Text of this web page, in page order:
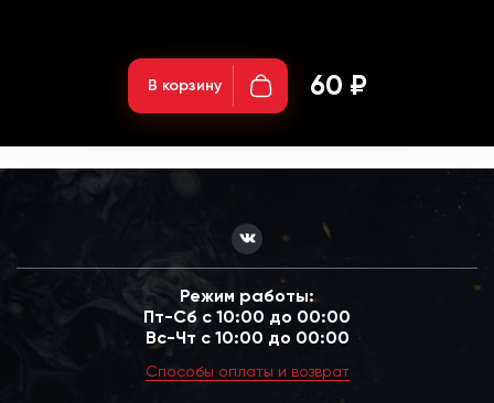
В корзину 60 ₽
Режим работы:
Пт-Сб с 10:00 до 00:00
Вс-Чт с 10:00 до 00:00
Способы оплаты и возврат